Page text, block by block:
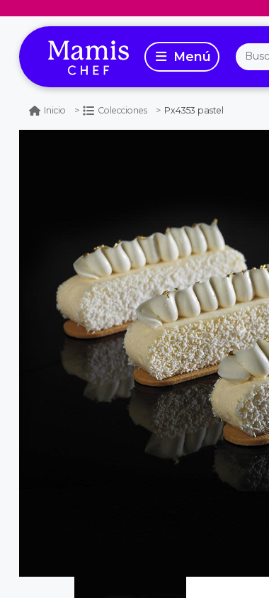
Inicio Colecciones Px4353 pastel